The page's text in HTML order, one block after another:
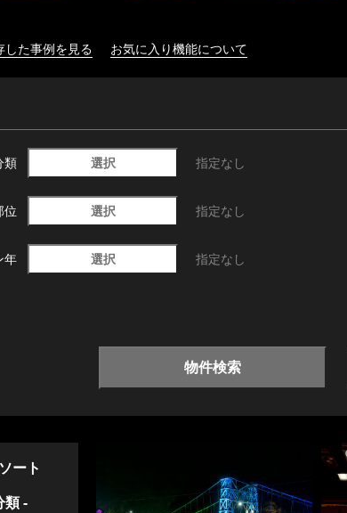
た事例を見る お気に入り機能について
類 選択 指定なし
位 選択 指定なし
年 選択 指定なし
物件検索
ート
類 -